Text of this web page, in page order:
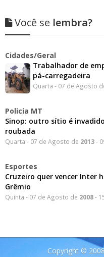
Você se lembra?
Cidades/Geral
Trabalhador de
pá-carregadeira
Quarta - 07 de Agosto
Policia MT
Sinop: outro sítio é
roubada
Quarta - 07 de Agosto de 2013-
Esportes
Cruzeiro quer vencer Inter
Grêmio
Quinta - 07 de Agosto de 2008-
Copyright ©